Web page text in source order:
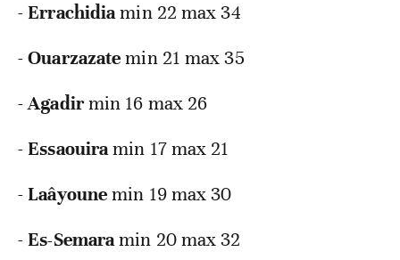
-Errachidiamin 22 max 34
-Ouarzazatemin 21 max 35
-Agadirmin 16 max 26
-Essaouiramin 17 max 21
-Laâyounemin 19 max 30
-Es-Semaramin 20 max 32